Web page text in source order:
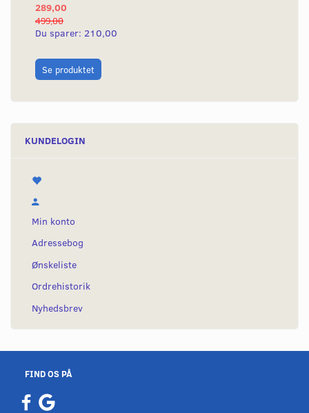
289,00
499,00
Du sparer: 210,00
Se produktet
KUNDELOGIN
Min konto
Adressebog
Ønskeliste
Ordrehistorik
Nyhedsbrev
FIND OS PÅ